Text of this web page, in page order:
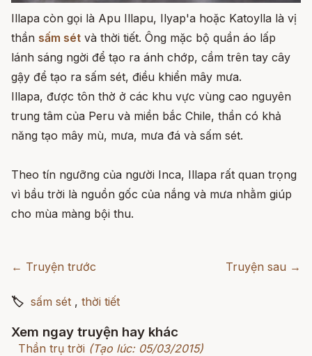
Illapa còn gọi là Apu Illapu, Ilyap'a hoặc Katoylla là vị
thần sấm sét và thời tiết. Ông mặc bộ quần áo lấp
lánh sáng ngời để tạo ra ánh chớp, cầm trên tay cây
gậy để tạo ra sấm sét, điều khiển mây mưa.
Illapa, được tôn thờ ở các khu vực vùng cao nguyên
trung tâm của Peru và miền bắc Chile, thần có khả
năng tạo mây mù, mưa, mưa đá và sấm sét.
Theo tín ngưỡng của người Inca, Illapa rất quan trọng
vì bầu trời là nguồn gốc của nắng và mưa nhằm giúp
cho mùa màng bội thu.
← Truyện trước Truyện sau →
🏷 sấm sét , thời tiết
Xem ngay truyện hay khác
Thần trụ trời (Tạo lúc: 05/03/2015)